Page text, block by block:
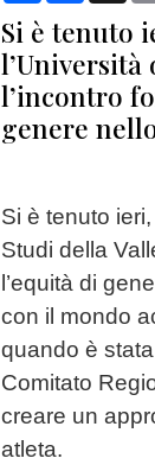
Si è tenuto
l’Università
l’incontro
genere
Si è tenuto
Studi della
l’equità di
con il mondo
quando è
Comitato
creare un
atleta.